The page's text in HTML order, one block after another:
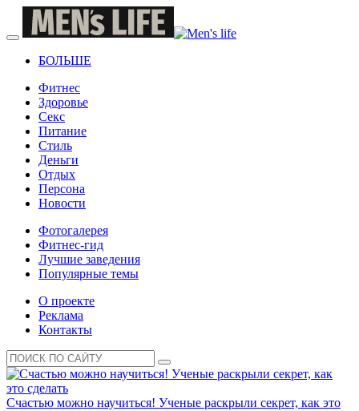
БОЛЬШЕ
Фитнес
Здоровье
Секс
Питание
Стиль
Деньги
Отдых
Персона
Новости
Фотогалерея
Фитнес-гид
Лучшие заведения
Популярные темы
О проекте
Реклама
Контакты
Счастью можно научиться! Ученые раскрыли секрет, как это